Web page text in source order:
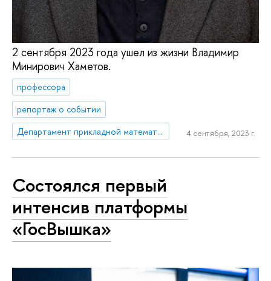
2 сентября 2023 года ушел из жизни Владимир
Минирович Хаметов.
профессора
репортаж о событии
Департамент прикладной математики
4 сентября, 2023 г.
Состоялся первый
интенсив платформы
«ГосВышка»